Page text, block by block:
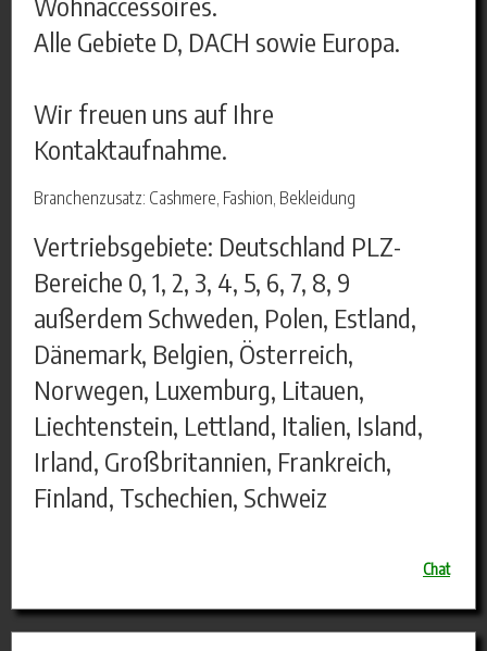
Alle Gebiete D, DACH sowie Europa.
Wir freuen uns auf Ihre
Kontaktaufnahme.
Branchenzusatz: Cashmere, Fashion, Bekleidung
Vertriebsgebiete: Deutschland PLZ-
Bereiche 0, 1, 2, 3, 4, 5, 6, 7, 8, 9
außerdem Schweden, Polen, Estland,
Dänemark, Belgien, Österreich,
Norwegen, Luxemburg, Litauen,
Liechtenstein, Lettland, Italien, Island,
Irland, Großbritannien, Frankreich,
Finland, Tschechien, Schweiz
Chat